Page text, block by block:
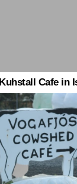
Kuhstall Cafe in